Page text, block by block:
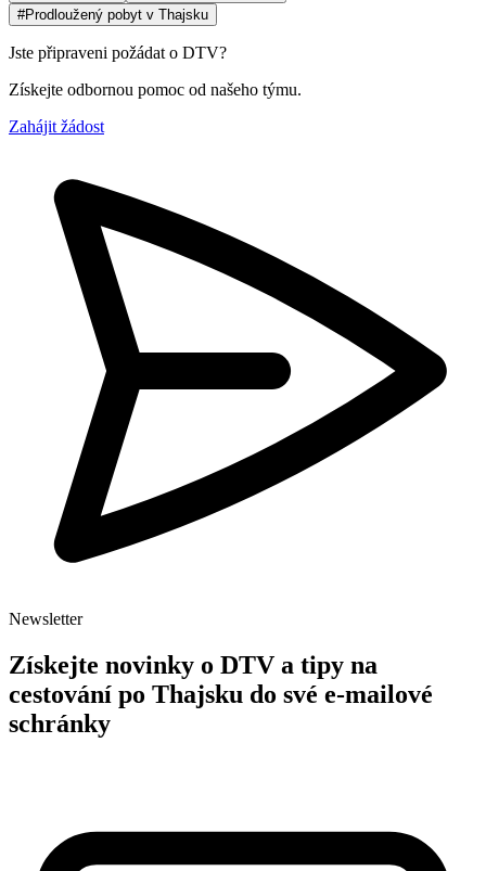
#Prodloužený pobyt v Thajsku
Jste připraveni požádat o DTV?
Získejte odbornou pomoc od našeho týmu.
Zahájit žádost
Newsletter
Získejte novinky o DTV a tipy na
cestování po Thajsku do své e-mailové
schránky